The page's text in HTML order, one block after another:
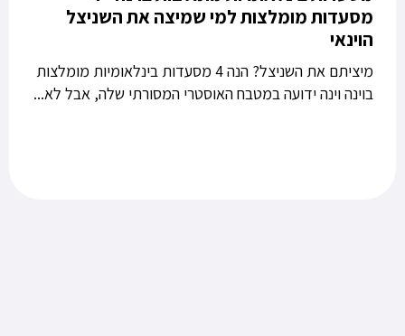
מסעדות מומלצות למי שמיצה את השניצל
הוינאי
מיציתם את השניצל? הנה 4 מסעדות בינלאומיות מומלצות
בוינה וינה ידועה במטבח האוסטרי המסורתי שלה, אבל לא...